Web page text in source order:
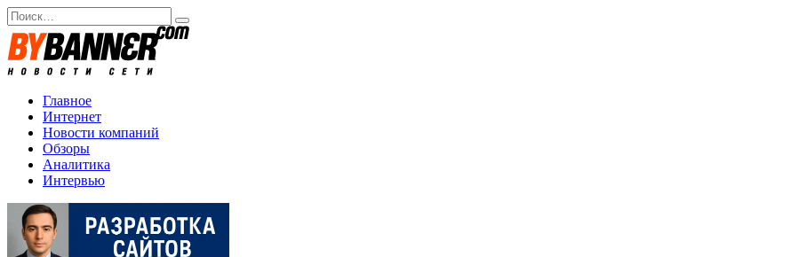
Перейти
к
содержанию
Search
for:
Главное
Интернет
Новости компаний
Обзоры
Аналитика
Интервью